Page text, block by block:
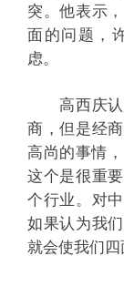
突。他表示
面的问题，
虑。
高西庆认
商，但是经
高尚的事情
这个是很重
个行业。对
如果认为我
就会使我们四